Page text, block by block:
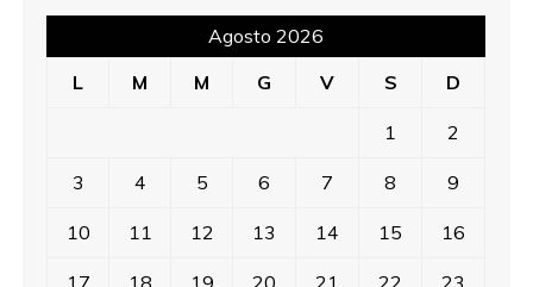
Agosto 2026
L
M M G V S D
1 2
3 4 5 6 7 8 9
10 11 12 13 14 15 16